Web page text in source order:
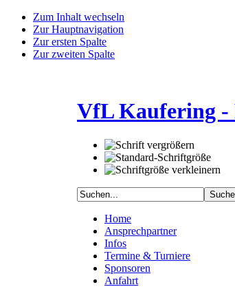
Zum Inhalt wechseln
Zur Hauptnavigation
Zur ersten Spalte
Zur zweiten Spalte
VfL Kaufering -
Home
Ansprechpartner
Infos
Termine & Turniere
Sponsoren
Anfahrt